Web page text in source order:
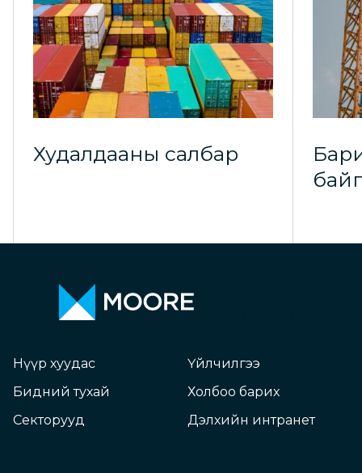
Худалдааны салбар
Нүүр хуудас
Бидний тухай
Секторууд
Үйлчилгээ
Холбоо барих
Дэлхийн интранет